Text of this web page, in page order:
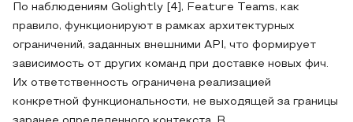
По наблюдениям Golightly [4], Feature Teams, как
правило, функционируют в рамках архитектурных
ограничений, заданных внешними API, что формирует
зависимость от других команд при доставке новых фич.
Их ответственность ограничена реализацией
конкретной функциональности, не выходящей за границы